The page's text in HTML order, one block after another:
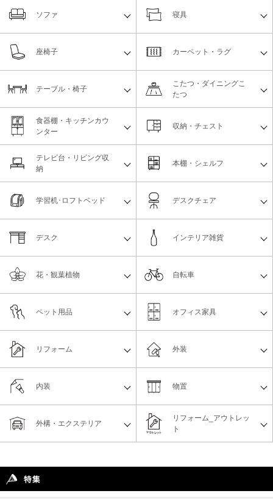
ソファ 寝具
座椅子 カーペット・ラグ
テーブル・椅子
こたつ・ダイニングこ
たつ
食器棚・キッチンカウ
ンター
収納・チェスト
テレビ台・リビング収
納
本棚・シェルフ
学習机･ロフトベッド デスクチェア
デスク インテリア雑貨
花・観葉植物 自転車
ペット用品 オフィス家具
リフォーム
リフォーム_アウトレッ
ト
物置
外構・エクステリア
外装
内装